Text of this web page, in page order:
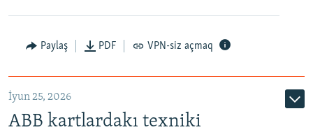
Auto 240p 360p 480p
720p 1080p
Paylaş PDF VPN-siz açmaq
İyun 25, 2026
ABB kartlardakı texniki